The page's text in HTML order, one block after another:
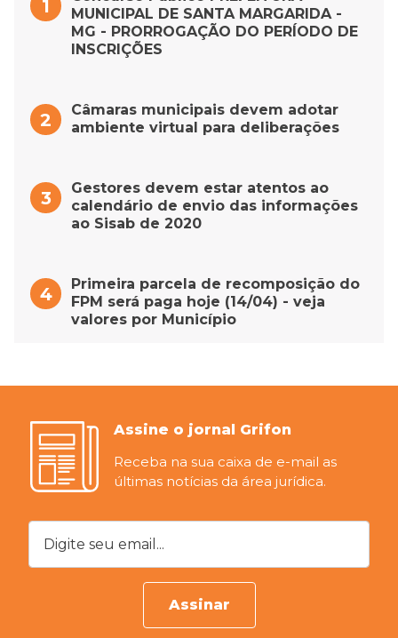
MUNICIPAL DE SANTA MARGARIDA -
MG - PRORROGAÇÃO DO PERÍODO DE
INSCRIÇÕES
Câmaras municipais devem adotar
ambiente virtual para deliberações
Gestores devem estar atentos ao
calendário de envio das informações
ao Sisab de 2020
Primeira parcela de recomposição do
FPM será paga hoje (14/04) - veja
valores por Município
Assine o jornal Grifon
Receba na sua caixa de e-mail as
últimas notícias da área jurídica.
Digite seu email...
Assinar